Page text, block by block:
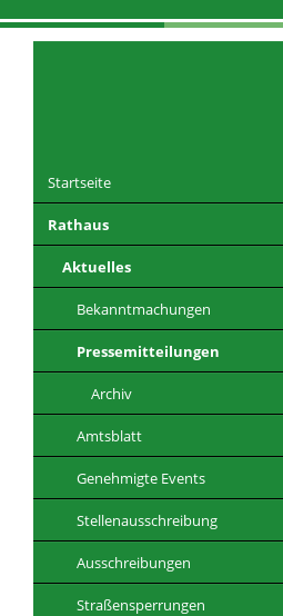
Startseite
Rathaus
Aktuelles
Bekanntmachungen
Pressemitteilungen
Archiv
Amtsblatt
Genehmigte Events
Stellenausschreibung
Ausschreibungen
Straßensperrungen